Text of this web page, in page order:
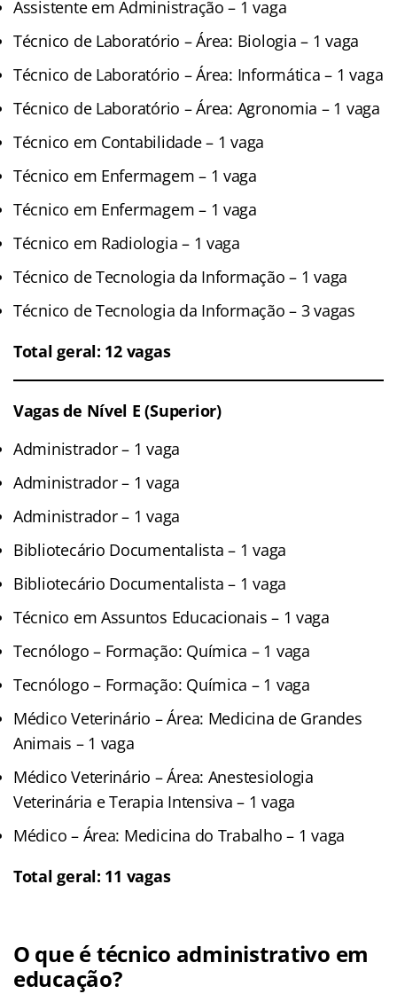
Assistente em Administração – 1 vaga
Técnico de Laboratório – Área: Biologia – 1 vaga
Técnico de Laboratório – Área: Informática – 1 vaga
Técnico de Laboratório – Área: Agronomia – 1 vaga
Técnico em Contabilidade – 1 vaga
Técnico em Enfermagem – 1 vaga
Técnico em Enfermagem – 1 vaga
Técnico em Radiologia – 1 vaga
Técnico de Tecnologia da Informação – 1 vaga
Técnico de Tecnologia da Informação – 3 vagas
Total geral: 12 vagas
Vagas de Nível E (Superior)
Administrador – 1 vaga
Administrador – 1 vaga
Administrador – 1 vaga
Bibliotecário Documentalista – 1 vaga
Bibliotecário Documentalista – 1 vaga
Técnico em Assuntos Educacionais – 1 vaga
Tecnólogo – Formação: Química – 1 vaga
Tecnólogo – Formação: Química – 1 vaga
Médico Veterinário – Área: Medicina de Grandes
Animais – 1 vaga
Médico Veterinário – Área: Anestesiologia
Veterinária e Terapia Intensiva – 1 vaga
Médico – Área: Medicina do Trabalho – 1 vaga
Total geral: 11 vagas
O que é técnico administrativo em
educação?